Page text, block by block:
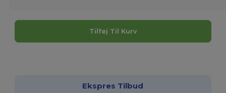
Tilføj Til Kurv
Ekspres Tilbud